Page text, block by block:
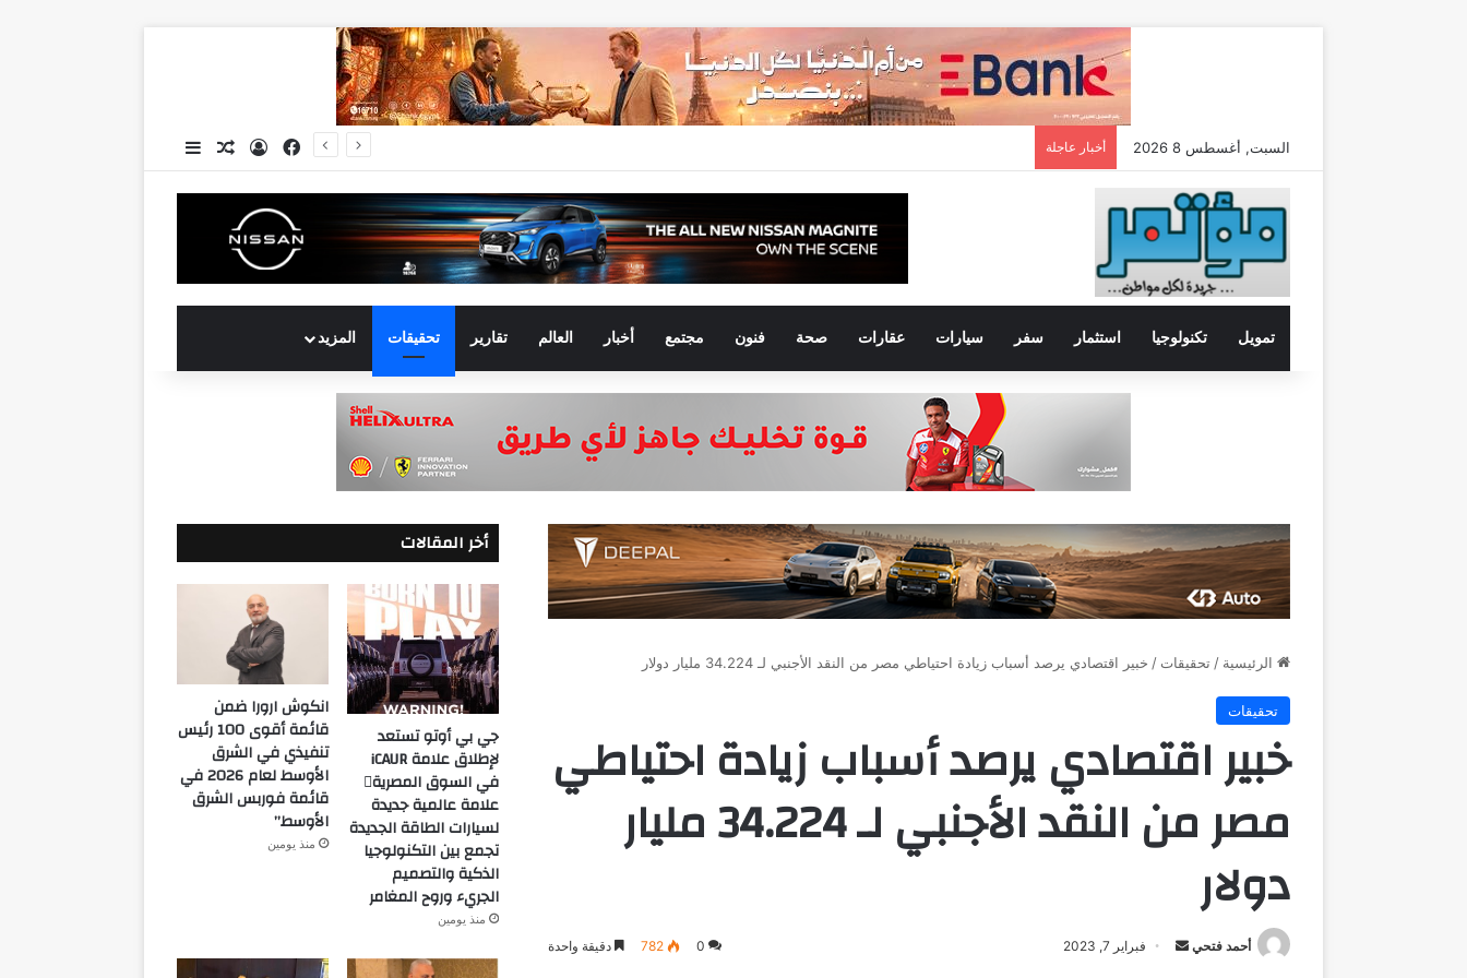
السبت, أغسطس 8 2026 أخبار عاجلة فيسبوكتسجيل الدخول
مقال عشوائي
إضافة عمود جانبي
تمويل تكنولوجيا استثمار سفر سيارات عقارات صحة فنون مجتمع أخبار العالم تقارير تحقيقات المزيد
الرئيسية / تحقيقات / خبير اقتصادي يرصد أسباب زيادة احتياطي مصر من النقد الأجنبي لـ 34.224 مليار دولار
تحقيقات
خبير اقتصادي يرصد أسباب زيادة احتياطي
مصر من النقد الأجنبي لـ 34.224 مليار
دولار
أحمد فتحي
أرسل فبراير 7, 2023 0
782 دقيقة واحدة
أخر المقالات
جي بي أوتو تستعد
لإطلاق علامة iCAUR
في السوق المصرية
علامة عالمية جديدة
لسيارات الطاقة الجديدة
تجمع بين التكنولوجيا
الذكية والتصميم
الجريء وروح المغامر
منذ يومين
انكوش ارورا ضمن
قائمة أقوى 100 رئيس
تنفيذي في الشرق
الأوسط لعام 2026 في
قائمة فوربس الشرق
الأوسط”
منذ يومين